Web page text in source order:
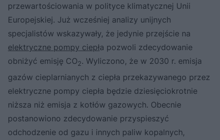
przewartościowania w polityce klimatycznej Unii
Europejskiej. Już wcześniej analizy unijnych
specjalistów wskazywały, że jedynie przejście na
elektryczne pompy ciepła pozwoli zdecydowanie
obniżyć emisję CO2. Wyliczono, że w 2030 r. emisja
gazów cieplarnianych z ciepła przekazywanego przez
elektryczne pompy ciepła będzie dziesięciokrotnie
niższa niż emisja z kotłów gazowych. Obecnie
postanowiono zdecydowanie przyspieszyć
odchodzenie od gazu i innych paliw kopalnych,